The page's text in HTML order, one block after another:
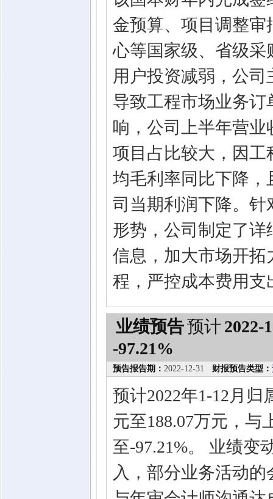
金预算、项目调整
心等国家级、省级采
用户投资减弱，公
导致工程市场业务
响，公司上半年营
项目占比较大，因
均毛利率同比下降
司当期利润下降。
形势，公司制定了
信息，加大市场开
程，严控成本费用
业绩预告预计 2022-
-97.21%
预告报告期： 2022-12-31 财报预告类型：
预计2022年1-12月
元至188.07万元，与
至-97.21%。 业绩变
入，部分业务活动